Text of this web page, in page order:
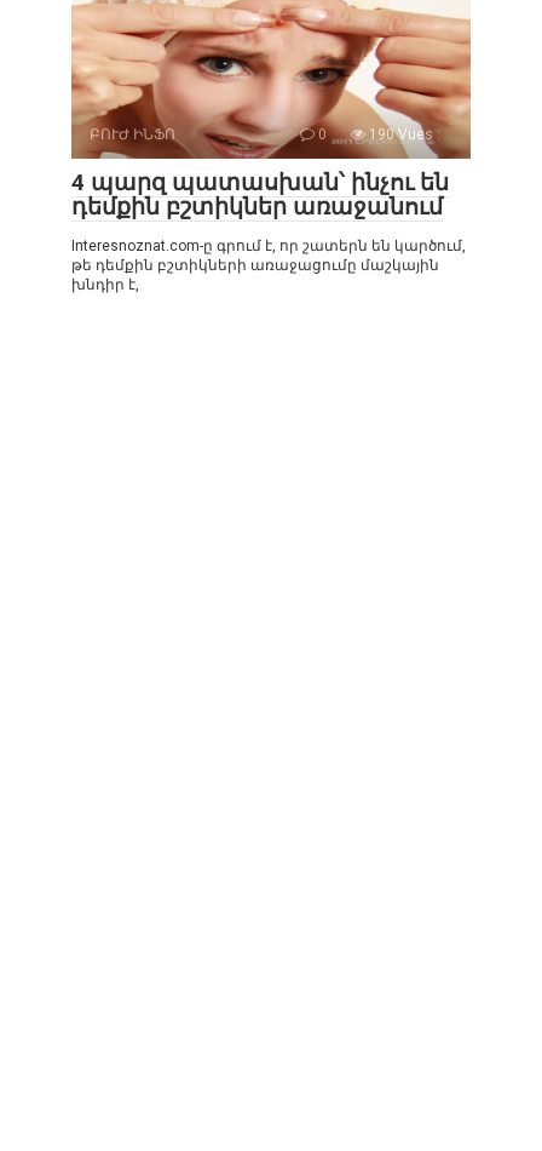
ԲՈՒԺ ԻՆՖՈ 0 190 Vues :
4 պարզ պատասխան՝ ինչու են
դեմքին բշտիկներ առաջանում
Interesnoznat.com-ը գրում է, որ շատերն են կարծում,
թե դեմքին բշտիկների առաջացումը մաշկային
խնդիր է,